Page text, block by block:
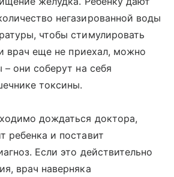
негазированной воды
чтобы стимулировать
врач еще не приехал, можно
– они соберут на себя
токсины.
дождаться доктора,
ребенка и поставит
Если это действительно
врач наверняка